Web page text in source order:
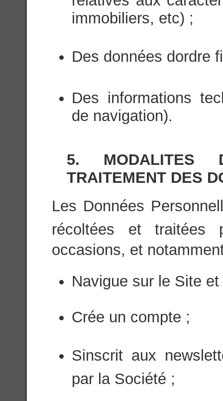
immobiliers, etc) ;
Des données dordre
Des informations
de navigation).
5. MODALITES
TRAITEMENT DES
Les Données
récoltées et traitées
occasions, et
Navigue sur le Site
Crée un compte ;
Sinscrit aux
par la Société ;